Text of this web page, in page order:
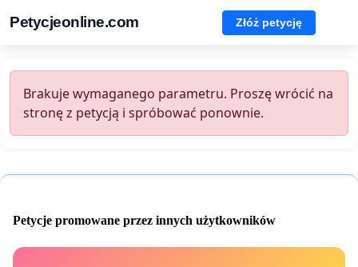
Petycjeonline.com Złóż petycję
Brakuje wymaganego parametru. Proszę wrócić na
stronę z petycją i spróbować ponownie.
Petycje promowane przez innych użytkowników